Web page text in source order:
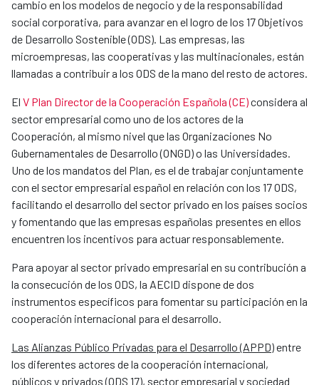
cambio en los modelos de negocio y de la responsabilidad
social corporativa, para avanzar en el logro de los 17 Objetivos
de Desarrollo Sostenible (ODS). Las empresas, las
microempresas, las cooperativas y las multinacionales, están
llamadas a contribuir a los ODS de la mano del resto de actores.
El V Plan Director de la Cooperación Española (CE)considera al
sector empresarial como uno de los actores de la
Cooperación, al mismo nivel que las Organizaciones No
Gubernamentales de Desarrollo (ONGD) o las Universidades.
Uno de los mandatos del Plan, es el de trabajar conjuntamente
con el sector empresarial español en relación con los 17 ODS,
facilitando el desarrollo del sector privado en los países socios
y fomentando que las empresas españolas presentes en ellos
encuentren los incentivos para actuar responsablemente.
Para apoyar al sector privado empresarial en su contribución a
la consecución de los ODS, la AECID dispone de dos
instrumentos específicos para fomentar su participación en la
cooperación internacional para el desarrollo.
Las Alianzas Público Privadas para el Desarrollo (APPD)entre
los diferentes actores de la cooperación internacional,
públicos y privados (ODS 17), sector empresarial y sociedad